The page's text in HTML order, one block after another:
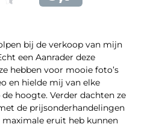
bij de verkoop van mijn
een Aanrader deze
hebben voor mooie foto’s
en hielde mij van elke
hoogte. Verder dachten ze
de prijsonderhandelingen
eruit heb kunnen